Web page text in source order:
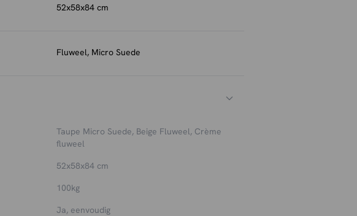
bescherming tegen vlekken kun je een textiel
52x58x84 cm
Fluweel, Micro Suede
Taupe Micro Suede, Beige Fluweel, Crème
fluweel
52x58x84 cm
100kg
Ja, eenvoudig